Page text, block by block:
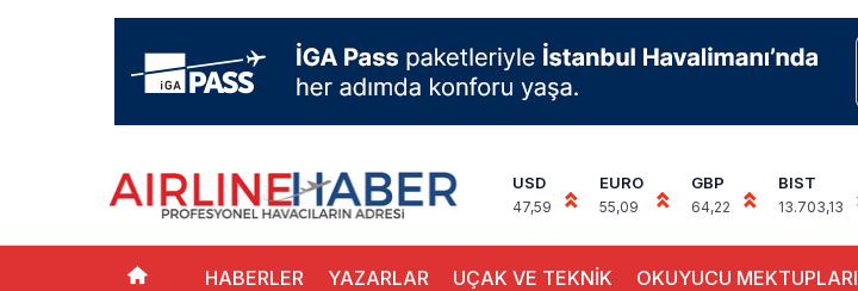
USD
47,59
EURO
55,09
GBP
64,22
BIST
13.703,13
HABERLER YAZARLAR UÇAK VE TEKNİK OKUYUCU MEKTUPLARI